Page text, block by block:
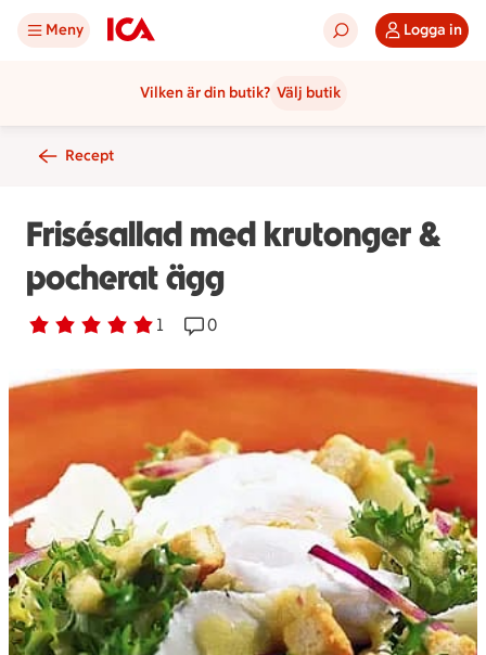
Meny Logga in
Vilken är din butik? Välj butik
Recept
Frisésallad med krutonger &
pocherat ägg
Betyg 5 av 5. 1
1 personer har röstatReceptet har 0 kommentarer
0